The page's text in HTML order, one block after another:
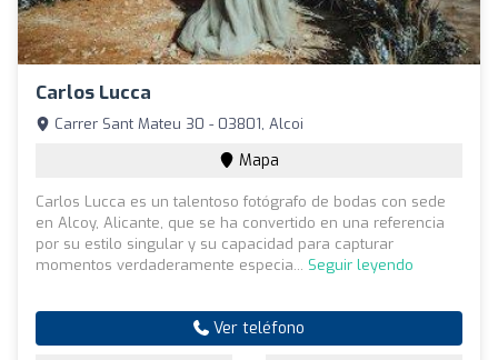
Carlos Lucca
Carrer Sant Mateu 30 - 03801, Alcoi
Mapa
Carlos Lucca es un talentoso fotógrafo de bodas con sede
en Alcoy, Alicante, que se ha convertido en una referencia
por su estilo singular y su capacidad para capturar
momentos verdaderamente especia... Seguir leyendo
Ver teléfono